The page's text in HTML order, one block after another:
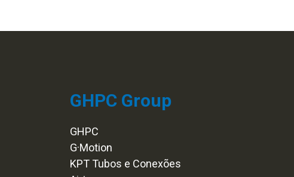
GHPC Group
GHPC
G·Motion
KPT Tubos e Conexões